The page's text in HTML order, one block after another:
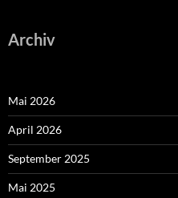
Archiv
Mai 2026
April 2026
September 2025
Mai 2025